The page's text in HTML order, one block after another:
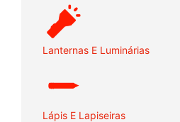
Lanternas E Luminárias
Lápis E Lapiseiras